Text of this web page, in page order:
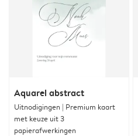
Aquarel abstract
Uitnodigingen | Premium kaart
met keuze uit 3
papierafwerkingen